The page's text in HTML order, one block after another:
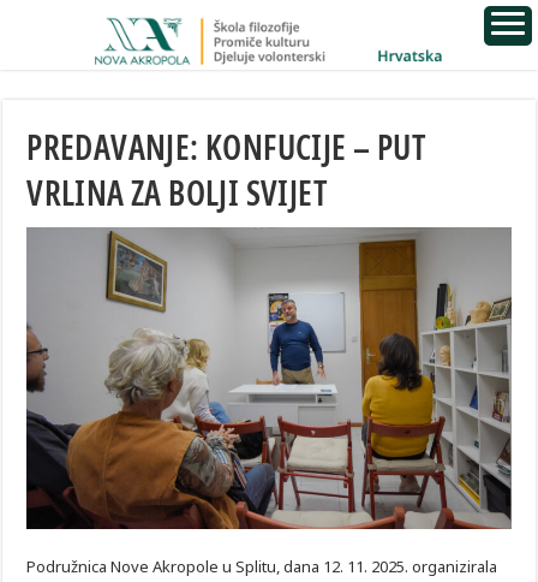
PREDAVANJE: KONFUCIJE – PUT
VRLINA ZA BOLJI SVIJET
Podružnica Nove Akropole u Splitu, dana 12. 11. 2025. organizirala